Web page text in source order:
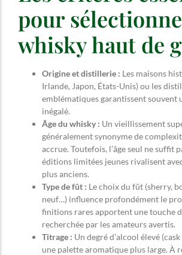
pour
whisky haut de
Origine et distillerie : Les maisons
Irlande, Japon, États-Unis) ou les
emblématiques garantissent souvent
inégalé.
Âge du whisky : Un vieillissement
généralement synonyme de
accrue. Toutefois, l’âge seul ne suffit
éditions limitées jeunes rivalisent
plus anciens.
Type de fût : Le choix du fût (sherry,
neuf…) influence profondément le
finitions rares apportent une touche
recherchée par les amateurs avertis.
Titrage : Un degré d’alcool élevé
une palette aromatique plus large. À